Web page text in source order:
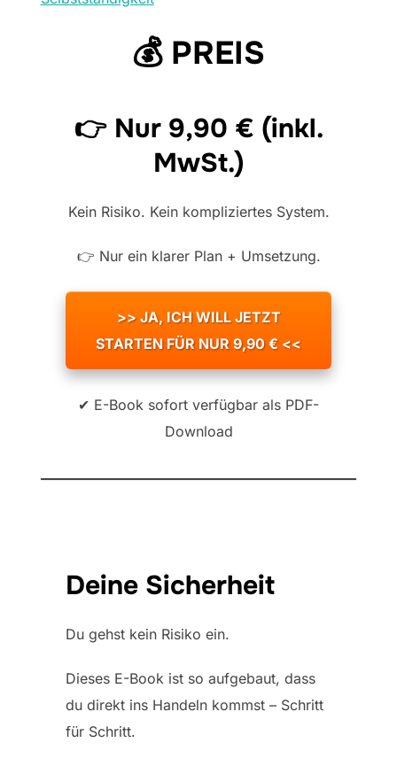
💰 PREIS
👉 Nur 9,90 € (inkl.
MwSt.)
Kein Risiko. Kein kompliziertes System.
👉 Nur ein klarer Plan + Umsetzung.
>> JA, ICH WILL JETZT
STARTEN FÜR NUR 9,90 € <<
✔ E-Book sofort verfügbar als PDF-
Download
Deine Sicherheit
Du gehst kein Risiko ein.
Dieses E-Book ist so aufgebaut, dass
du direkt ins Handeln kommst – Schritt
für Schritt.